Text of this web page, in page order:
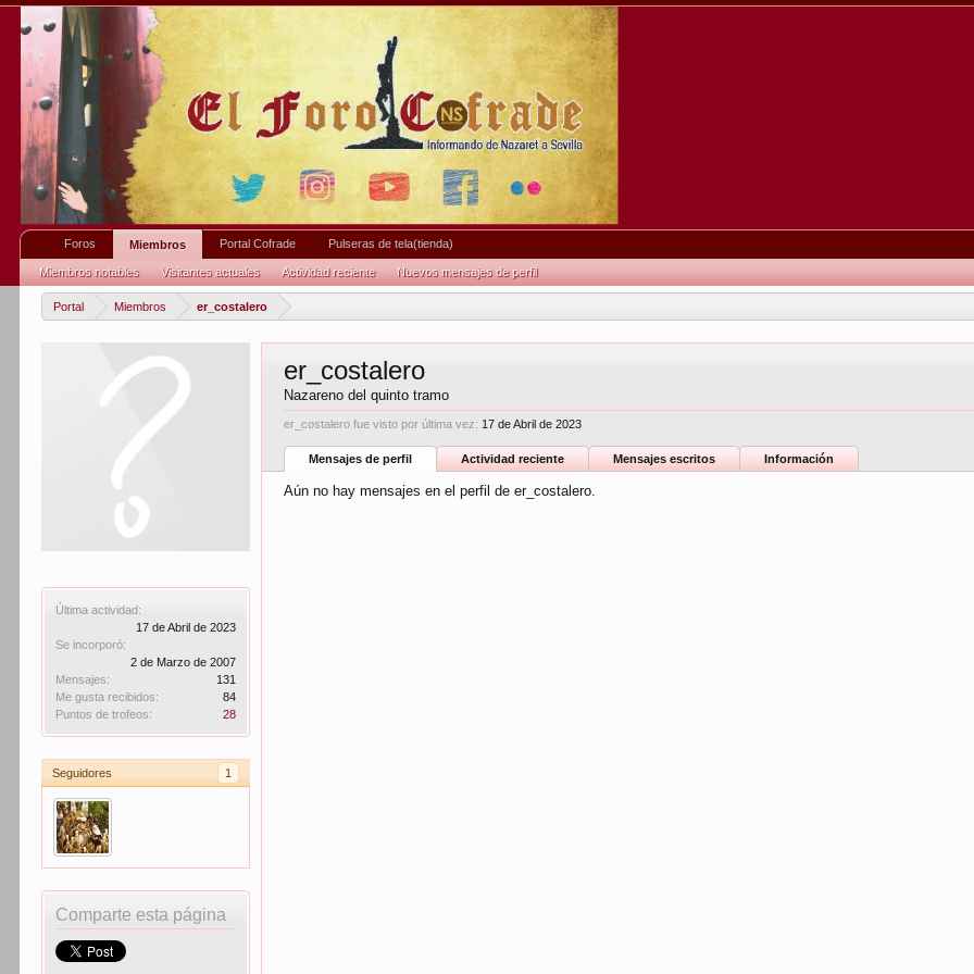
Portal Miembros er_costalero
Última actividad:
17 de Abril de 2023
Se incorporó:
2 de Marzo de 2007
Mensajes:
131
Me gusta recibidos:
84
Puntos de trofeos:
28
Seguidores 1
Comparte esta página
er_costalero
Nazareno del quinto tramo
er_costalero fue visto por última vez: 17 de Abril de 2023
Mensajes de perfil Actividad reciente Mensajes escritos Información
Aún no hay mensajes en el perfil de er_costalero.
Foros Miembros
Miembros notables Visitantes actuales Actividad reciente Nuevos mensajes de perfil
Portal Cofrade Pulseras de tela(tienda)